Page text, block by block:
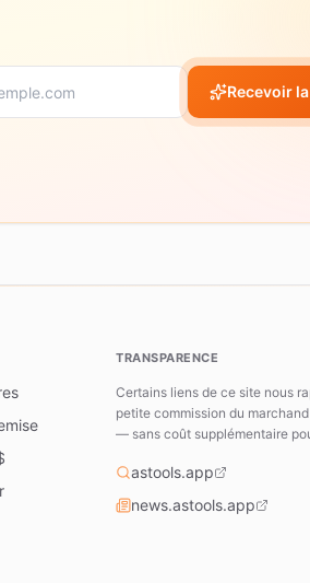
Recevoir
TRANSPARENCE
Certains liens de ce site nous
petite commission du
— sans coût supplémentaire
astools.app
news.astools.app